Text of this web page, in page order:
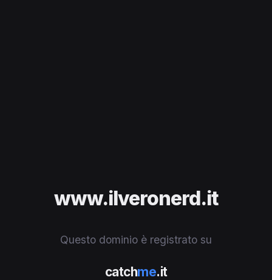
www.ilveronerd.it
Questo dominio è registrato su
catchme.it